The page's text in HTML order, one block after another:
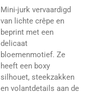
Mini-jurk vervaardigd
van lichte crêpe en
beprint met een
delicaat
bloemenmotief. Ze
heeft een boxy
silhouet, steekzakken
en volantdetails aan de